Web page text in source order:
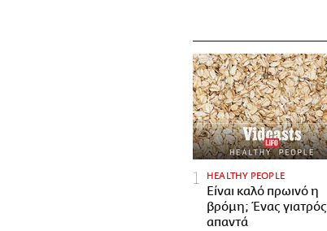
HEALTHY PEOPLE
Είναι καλό πρωινό η
βρόμη; Ένας γιατρός
απαντά